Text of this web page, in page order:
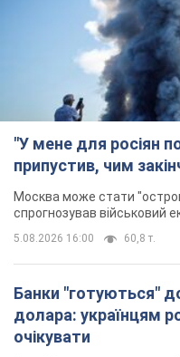
"У мене для росіян
припустив, чим
Москва може стати
спрогнозував військовий
5.08.2026 16:00 60,8 т.
Банки "готуються"
долара: українцям
очікувати